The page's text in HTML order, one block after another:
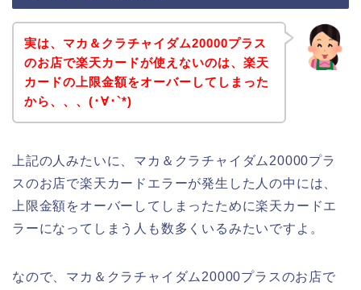
実は、マカ＆クラチャイダム20000プラス
のお店で楽天カードが使えないのは、楽天
カードの上限金額をオーバーしてしまった
から、、、(･∀･`*)
上記の人みたいに、マカ＆クラチャイダム20000プラ
スのお店で楽天カードエラーが発生した人の中には、
上限金額をオーバーしてしまったために楽天カードエ
ラーになってしまう人も数多くいるみたいですよ。
なので、マカ＆クラチャイダム20000プラスのお店で